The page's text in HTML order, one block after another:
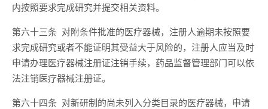
内按照要求完成研究并提交相关资料。
第六十三条 对附条件批准的医疗器械，注册人逾期未按照要
求完成研究或者不能证明其受益大于风险的，注册人应当及时
申请办理医疗器械注册证注销手续，药品监督管理部门可以依
法注销医疗器械注册证。
第六十四条 对新研制的尚未列入分类目录的医疗器械，申请